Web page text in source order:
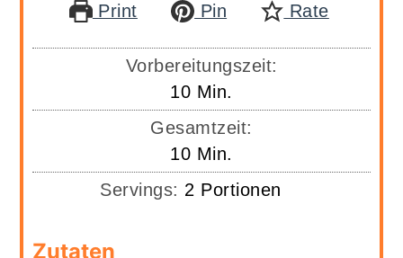
Print Pin Rate
Vorbereitungszeit:
10Minuten
Min.
Gesamtzeit:
10Minuten
Min.
Servings: 2 Portionen
Zutaten